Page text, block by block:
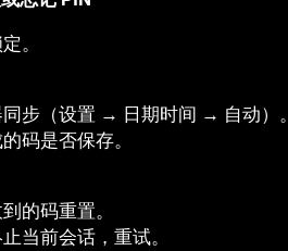
。
步（设置 → 日期时间 → 自动）。
码是否保存。
的码重置。
当前会话，重试。